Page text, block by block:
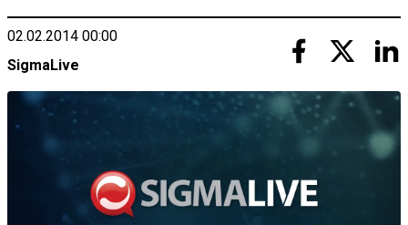
02.02.2014 00:00
SigmaLive